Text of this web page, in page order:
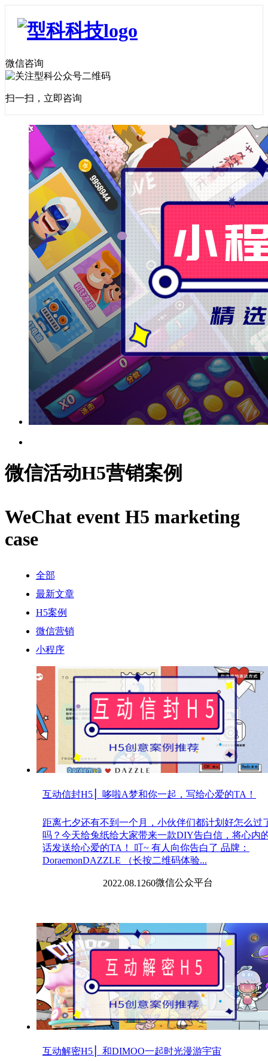
微信咨询
扫一扫，立即咨询
微信活动H5营销案例
WeChat event H5 marketing
case
全部
最新文章
H5案例
微信营销
小程序
互动信封H5 ▏哆啦A梦和你一起，写给心爱的TA！
距离七夕还有不到一个月，小伙伴们都计划好怎么过
吗？今天给兔纸给大家带来一款DIY告白信，将心内
话发送给心爱的TA！ 叮~ 有人向你告白了 品牌：
DoraemonDAZZLE （长按二维码体验...
2022.08.1260微信公众平台
互动解密H5 ▏和DIMOO一起时光漫游宇宙